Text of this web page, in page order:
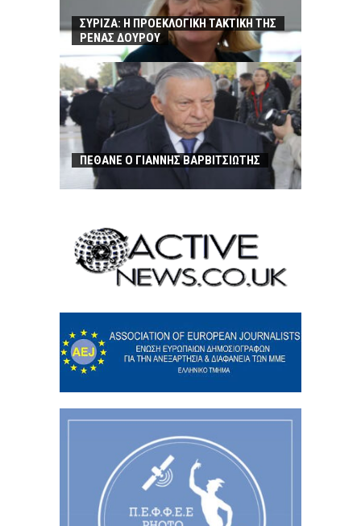
ΣΥΡΙΖΑ: Η ΠΡΟΕΚΛΟΓΙΚΗ ΤΑΚΤΙΚΗ ΤΗΣ
ΡΕΝΑΣ ΔΟΥΡΟΥ
ΠΕΘΑΝΕ Ο ΓΙΑΝΝΗΣ ΒΑΡΒΙΤΣΙΩΤΗΣ